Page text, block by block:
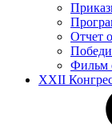
Отчет
Фильм
XXII